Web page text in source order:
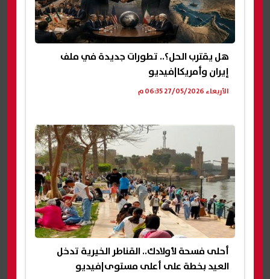
هل يقترب الحل؟.. تطورات جديدة في ملف
إيران وأمريكا|فيديو
الأربعاء 27/05/2026 06:35 م
أحلى فسحة لأولادك.. القناطر الخيرية تدخل
العيد بخطة على أعلى مستوى|فيديو